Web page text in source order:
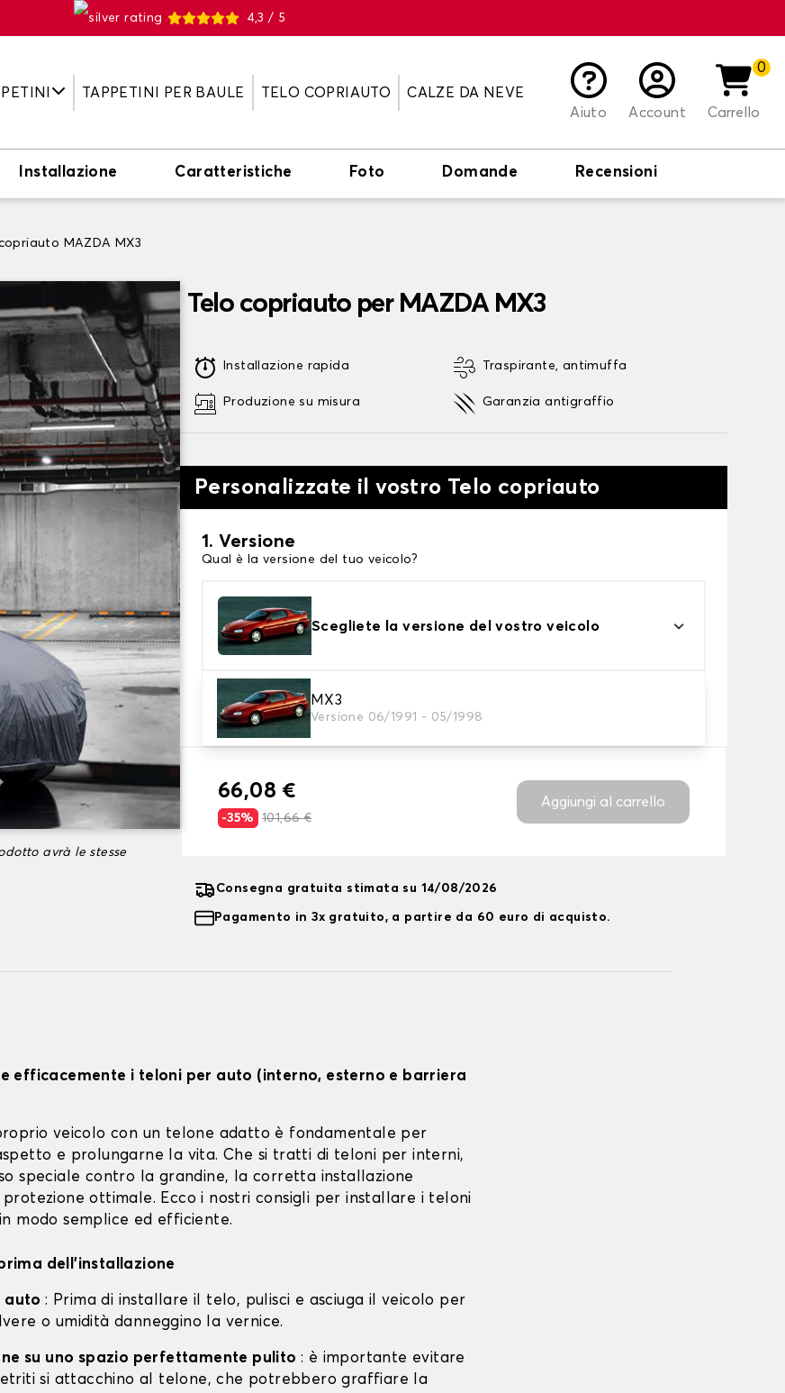
4,3 / 5
TAPPETINI PER BAULE TELO COPRIAUTO
CALZE DA NEVE
Aiuto
Account
0
Carrello
Installazione Caratteristiche Foto Domande Recensioni
copriauto MAZDA MX3
avrà le stesse
Telo copriauto per MAZDA MX3
Installazione rapida
Produzione su misura
Traspirante, antimuffa
Garanzia antigraffio
Personalizzate il vostro Telo copriauto
1. Versione
Qual è la versione del tuo veicolo?
Scegliete la versione del vostro veicolo
MX3
Versione 06/1991 - 05/1998
2. Livello di protezione
Scegli il telo protettivo adatto alle tue esigenze
66,08 €
-35% 101,66 €
Aggiungi al carrello
Consegna gratuita stimata su 14/08/2026
Pagamento in 3x gratuito, a partire da 60 euro di acquisto.
efficacemente i teloni per auto (interno, esterno e barriera
veicolo con un telone adatto è fondamentale per
e prolungarne la vita. Che si tratti di teloni per interni,
speciale contro la grandine, la corretta installazione
ottimale. Ecco i nostri consigli per installare i teloni
modo semplice ed efficiente.
dell'installazione
auto: Prima di installare il telo, pulisci e asciuga il veicolo per
o umidità danneggino la vernice.
su uno spazio perfettamente pulito : è importante evitare
si attacchino al telone, che potrebbero graffiare la